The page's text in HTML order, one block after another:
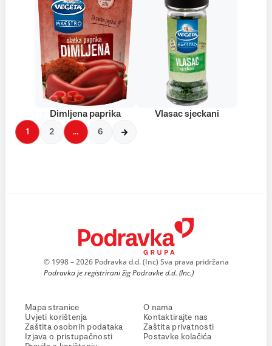
Dimljena paprika Vlasac sjeckani
1 2 … 6
© 1998 – 2026 Podravka d.d. (Inc) Sva prava pridržana
Podravka je registrirani žig Podravke d.d. (Inc.)
Mapa stranice
Uvjeti korištenja
Zaštita osobnih podataka
Izjava o pristupačnosti
O nama
Kontaktirajte nas
Zaštita privatnosti
Postavke kolačića